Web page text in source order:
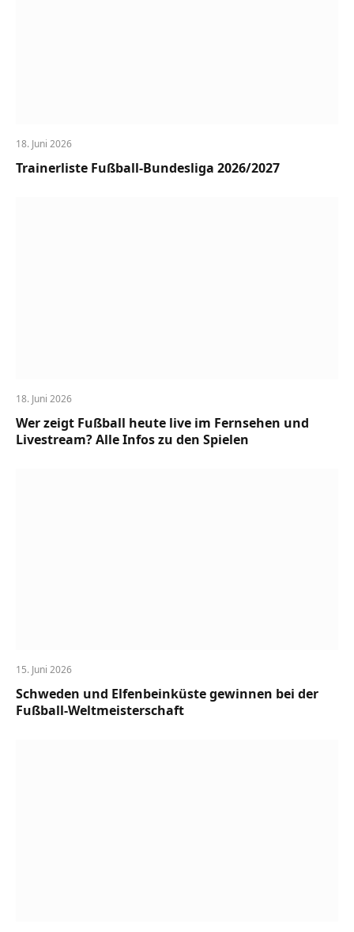
18. Juni 2026
Trainerliste Fußball-Bundesliga 2026/2027
18. Juni 2026
Wer zeigt Fußball heute live im Fernsehen und
Livestream? Alle Infos zu den Spielen
15. Juni 2026
Schweden und Elfenbeinküste gewinnen bei der
Fußball-Weltmeisterschaft